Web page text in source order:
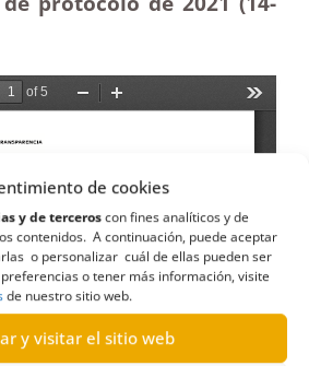
de cookies
y de terceroscon fines analíticos y de
contenidos. A continuación, puede aceptar
o personalizar cuál de ellas pueden ser
o tener más información, visite
de nuestro sitio web.
y visitar el sitio web